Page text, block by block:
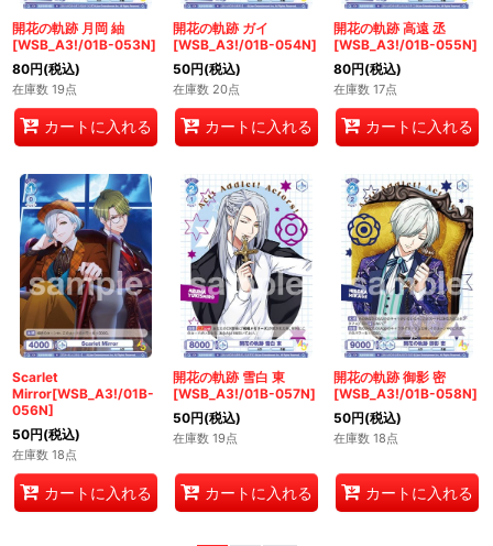
開花の軌跡 月岡 紬
[WSB_A3!/01B-053N]
80円(税込)
在庫数 19点
カートに入れる
開花の軌跡 ガイ
[WSB_A3!/01B-054N]
50円(税込)
在庫数 20点
カートに入れる
開花の軌跡 高遠 丞
[WSB_A3!/01B-055N]
80円(税込)
在庫数 17点
カートに入れる
Scarlet
Mirror[WSB_A3!/01B-
056N]
50円(税込)
在庫数 18点
カートに入れる
開花の軌跡 雪白 東
[WSB_A3!/01B-057N]
50円(税込)
在庫数 19点
カートに入れる
開花の軌跡 御影 密
[WSB_A3!/01B-058N]
50円(税込)
在庫数 18点
カートに入れる